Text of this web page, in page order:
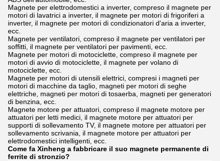
Magnete per elettrodomestici a inverter, compreso il magnete per
motori di lavatrici a inverter, il magnete per motori di frigoriferi a
inverter, il magnete per motori di condizionatori d'aria a inverter,
ecc.
Magnete per ventilatori, compreso il magnete per ventilatori per
soffitti, il magnete per ventilatori per pavimenti, ecc.
Magnete per motori di motociclette, compreso il magnete per
motori di avvio di motociclette, il magnete per volano di
motociclette, ecc.
Magnete per motori di utensili elettrici, compresi i magneti per
motori di macchine da taglio, magneti per motori di seghe
elettriche, magneti per motori di tosaerba, magneti per generatori
di benzina, ecc.
Magnete motore per attuatori, compreso il magnete motore per
attuatori per letti medici, il magnete motore per attuatori per
supporti di sollevamento TV, il magnete motore per attuatori per
sollevamento scrivania, il magnete motore per attuatori per
elettrodomestici intelligenti, ecc.
Come fa Xinheng a fabbricare il suo magnete permanente di
ferrite di stronzio?